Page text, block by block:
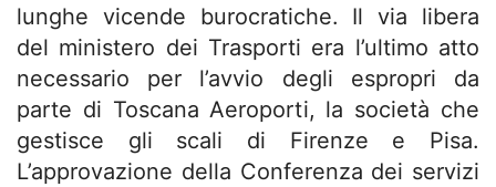
lunghe vicende burocratiche. Il via libera
del ministero dei Trasporti era l’ultimo atto
necessario per l’avvio degli espropri da
parte di Toscana Aeroporti, la società che
gestisce gli scali di Firenze e Pisa.
L’approvazione della Conferenza dei servizi